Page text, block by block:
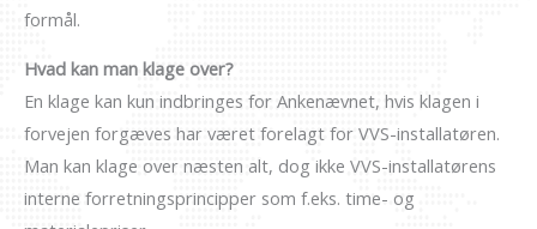
formål.
Hvad kan man klage over?
En klage kan kun indbringes for Ankenævnet, hvis klagen i
forvejen forgæves har været forelagt for VVS-installatøren.
Man kan klage over næsten alt, dog ikke VVS-installatørens
interne forretningsprincipper som f.eks. time- og